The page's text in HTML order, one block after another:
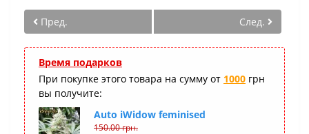
Пред. След.
Время подарков
При покупке этого товара на сумму от 1000 грн
вы получите:
Auto iWidow feminised
150.00 грн.